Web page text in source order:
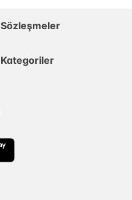
Sözleşmeler
Kategoriler